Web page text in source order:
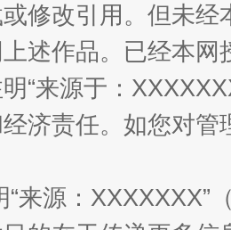
声名修改引用。但未
述作品。已经本
“来源于：
济责任。如您对
“来源：